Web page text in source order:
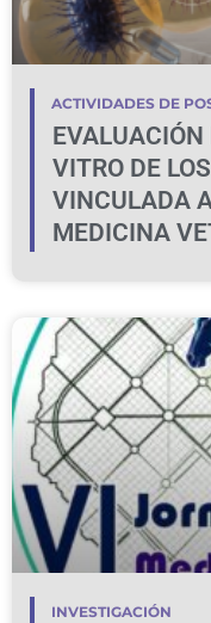
ACTIVIDADES DE
VITRO DE
VINCULADA
MEDICINA
INVESTIGACIÓN